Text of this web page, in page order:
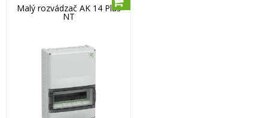
Malý rozvádzač AK 14 Plus
NT